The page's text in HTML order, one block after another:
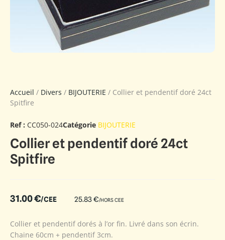
Accueil / Divers / BIJOUTERIE / Collier et pendentif doré 24ct
Spitfire
Ref : CC050-024Catégorie BIJOUTERIE
Collier et pendentif doré 24ct
Spitfire
31.00€/CEE 25.83€/HORS CEE
Collier et pendentif dorés à l’or fin. Livré dans son écrin.
Chaine 60cm + pendentif 3cm.